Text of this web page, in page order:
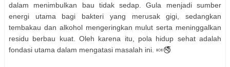
dalam menimbulkan bau tidak sedap. Gula menjadi sumber
energi utama bagi bakteri yang merusak gigi, sedangkan
tembakau dan alkohol mengeringkan mulut serta meninggalkan
residu berbau kuat. Oleh karena itu, pola hidup sehat adalah
fondasi utama dalam mengatasi masalah ini. 🍬🚭